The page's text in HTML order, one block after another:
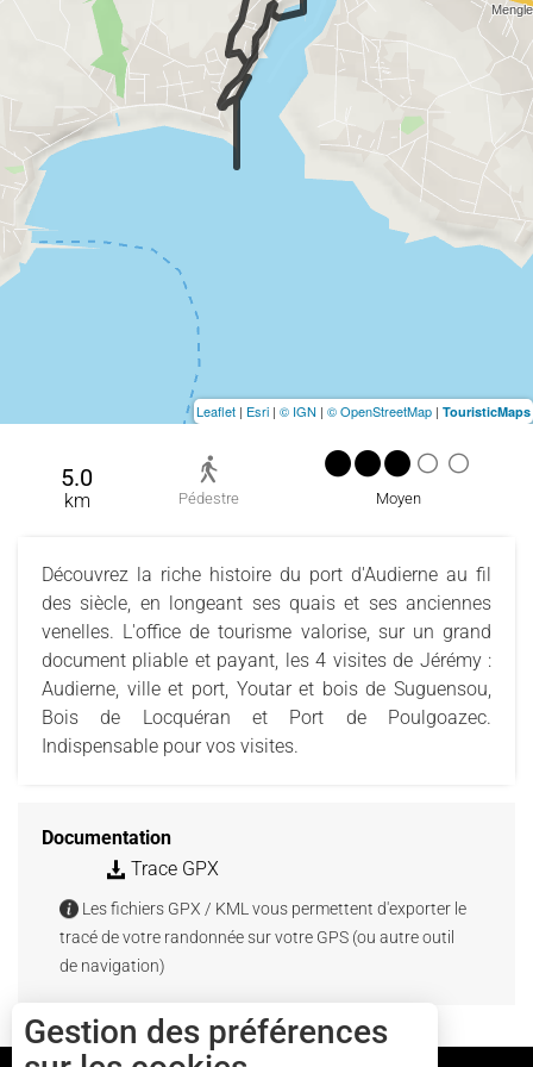
5.0
km Pédestre Moyen
Découvrez la riche histoire du port d'Audierne au fil
des siècle, en longeant ses quais et ses anciennes
venelles. L'office de tourisme valorise, sur un grand
document pliable et payant, les 4 visites de Jérémy :
Audierne, ville et port, Youtar et bois de Suguensou,
Bois de Locquéran et Port de Poulgoazec.
Indispensable pour vos visites.
Documentation
Trace GPX
Les fichiers GPX / KML vous permettent d'exporter le
tracé de votre randonnée sur votre GPS (ou autre outil
de navigation)
Leaflet | Esri | © IGN | © OpenStreetMap | TouristicMaps
Gestion des préférences